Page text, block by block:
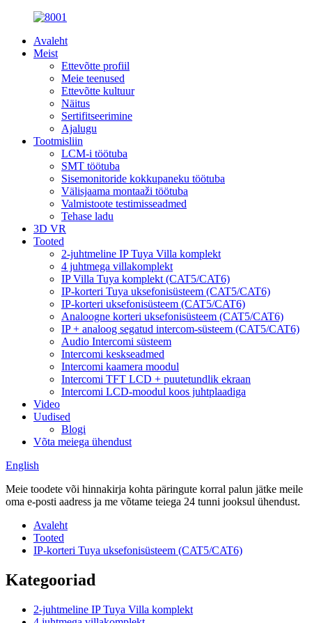
Avaleht
Meist
Ettevõtte profiil
Meie teenused
Ettevõtte kultuur
Näitus
Sertifitseerimine
Ajalugu
Tootmisliin
LCM-i töötuba
SMT töötuba
Sisemonitoride kokkupaneku töötuba
Välisjaama montaaži töötuba
Valmistoote testimisseadmed
Tehase ladu
3D VR
Tooted
2-juhtmeline IP Tuya Villa komplekt
4 juhtmega villakomplekt
IP Villa Tuya komplekt (CAT5/CAT6)
IP-korteri Tuya uksefonisüsteem (CAT5/CAT6)
IP-korteri uksefonisüsteem (CAT5/CAT6)
Analoogne korteri uksefonisüsteem (CAT5/CAT6)
IP + analoog segatud intercom-süsteem (CAT5/CAT6)
Audio Intercomi süsteem
Intercomi keskseadmed
Intercomi kaamera moodul
Intercomi TFT LCD + puutetundlik ekraan
Intercomi LCD-moodul koos juhtplaadiga
Video
Uudised
Blogi
Võta meiega ühendust
English
Meie toodete või hinnakirja kohta päringute korral palun jätke meile
oma e-posti aadress ja me võtame teiega 24 tunni jooksul ühendust.
Avaleht
Tooted
IP-korteri Tuya uksefonisüsteem (CAT5/CAT6)
Kategooriad
2-juhtmeline IP Tuya Villa komplekt